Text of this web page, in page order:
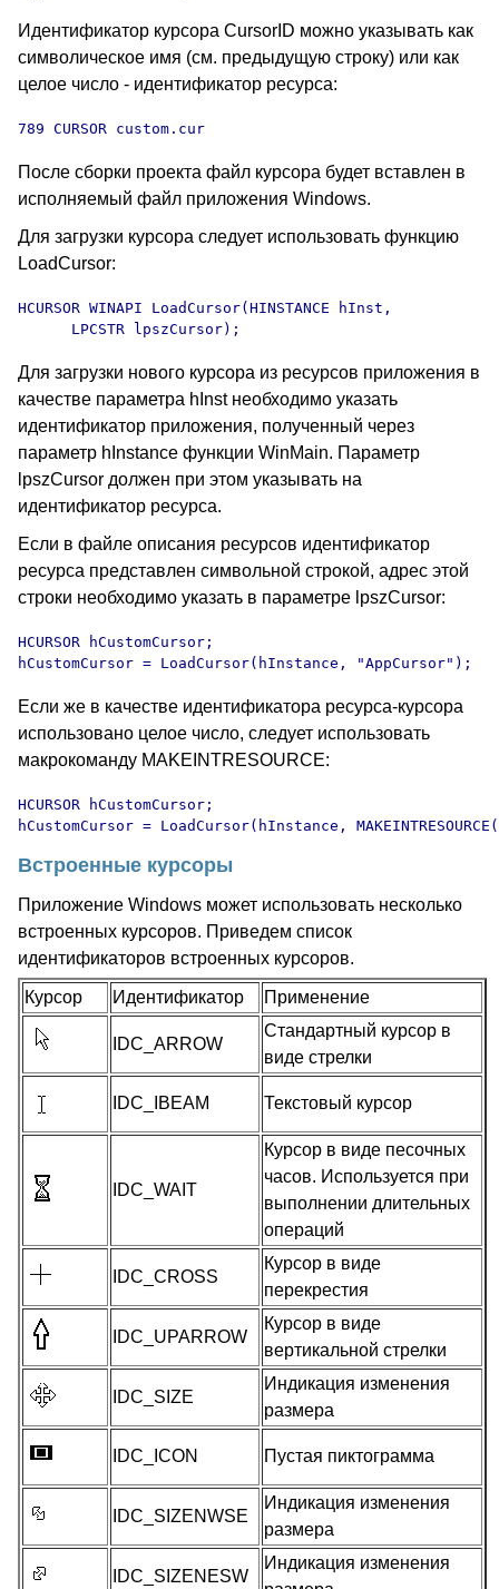
Идентификатор курсора CursorID можно указывать как
символическое имя (см. предыдущую строку) или как
целое число - идентификатор ресурса:
789 CURSOR custom.cur
После сборки проекта файл курсора будет вставлен в
исполняемый файл приложения Windows.
Для загрузки курсора следует использовать функцию
LoadCursor:
HCURSOR WINAPI LoadCursor(HINSTANCE hInst,
      LPCSTR lpszCursor);
Для загрузки нового курсора из ресурсов приложения в
качестве параметра hInst необходимо указать
идентификатор приложения, полученный через
параметр hInstance функции WinMain. Параметр
lpszCursor должен при этом указывать на
идентификатор ресурса.
Если в файле описания ресурсов идентификатор
ресурса представлен символьной строкой, адрес этой
строки необходимо указать в параметре lpszCursor:
HCURSOR hCustomCursor;
hCustomCursor = LoadCursor(hInstance, "AppCursor");
Если же в качестве идентификатора ресурса-курсора
использовано целое число, следует использовать
макрокоманду MAKEINTRESOURCE:
HCURSOR hCustomCursor;
hCustomCursor = LoadCursor(hInstance,
Встроенные курсоры
Приложение Windows может использовать несколько
встроенных курсоров. Приведем список
идентификаторов встроенных курсоров.
Курсор Идентификатор Применение
IDC_ARROW
Стандартный курсор в
виде стрелки
IDC_IBEAM Текстовый курсор
IDC_WAIT
Курсор в виде песочных
часов. Используется при
выполнении длительных
операций
IDC_CROSS
Курсор в виде
перекрестия
IDC_UPARROW
Курсор в виде
вертикальной стрелки
IDC_SIZE
Индикация изменения
размера
IDC_ICON Пустая пиктограмма
IDC_SIZENWSE
Индикация изменения
размера
IDC_SIZENESW
Индикация изменения